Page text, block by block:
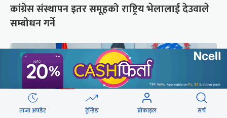
कांग्रेस संस्थापन इतर समूहको राष्ट्रिय भेलालाई देउवाले
सम्बोधन गर्ने
ताजा अपडेट ट्रेन्डिङ प्रोफाइल सर्च